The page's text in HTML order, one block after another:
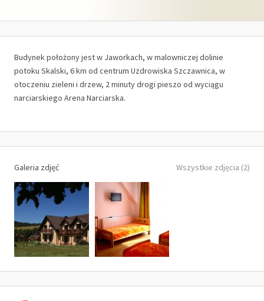
Budynek położony jest w Jaworkach, w malowniczej dolinie
potoku Skalski, 6 km od centrum Uzdrowiska Szczawnica, w
otoczeniu zieleni i drzew, 2 minuty drogi pieszo od wyciągu
narciarskiego Arena Narciarska.
Galeria zdjęć Wszystkie zdjęcia (2)